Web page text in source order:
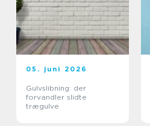
05. juni 2026
Gulvslibning: der
forvandler slidte
trægulve